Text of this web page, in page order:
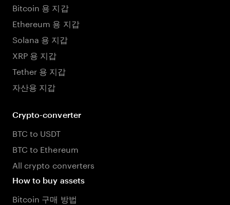
Bitcoin 용 지갑
Ethereum 용 지갑
Solana 용 지갑
XRP 용 지갑
Tether 용 지갑
자산용 지갑
Crypto-converter
BTC to USDT
BTC to Ethereum
All crypto converters
How to buy assets
Bitcoin 구매 방법